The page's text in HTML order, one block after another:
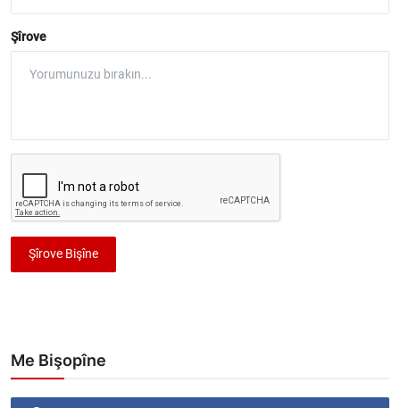
Şîrove
Şîrove Bişîne
Me Bişopîne